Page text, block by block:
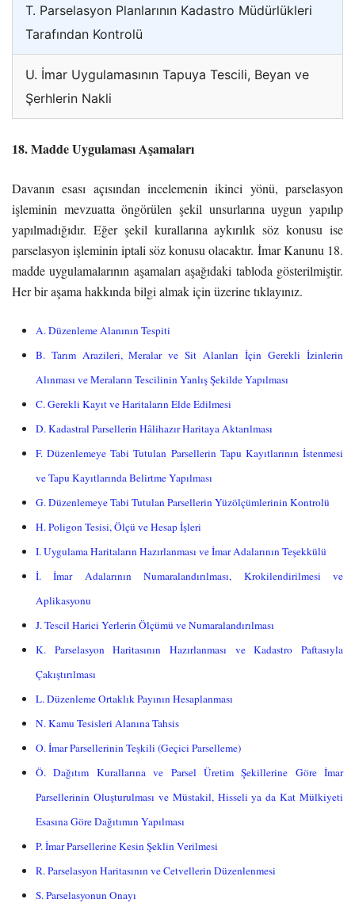
T. Parselasyon Planlarının Kadastro Müdürlükleri
Tarafından Kontrolü
U. İmar Uygulamasının Tapuya Tescili, Beyan ve
Şerhlerin Nakli
18. Madde Uygulaması Aşamaları
Davanın esası açısından incelemenin ikinci yönü, parselasyon
işleminin mevzuatta öngörülen şekil unsurlarına uygun yapılıp
yapılmadığıdır. Eğer şekil kurallarına aykırılık söz konusu ise
parselasyon işleminin iptali söz konusu olacaktır. İmar Kanunu 18.
madde uygulamalarının aşamaları aşağıdaki tabloda gösterilmiştir.
Her bir aşama hakkında bilgi almak için üzerine tıklayınız.
A. Düzenleme Alanının Tespiti
B. Tarım Arazileri, Meralar ve Sit Alanları İçin Gerekli İzinlerin
Alınması ve Meraların Tescilinin Yanlış Şekilde Yapılması
C. Gerekli Kayıt ve Haritaların Elde Edilmesi
D. Kadastral Parsellerin Hâlihazır Haritaya Aktarılması
F. Düzenlemeye Tabi Tutulan Parsellerin Tapu Kayıtlarının İstenmesi
ve Tapu Kayıtlarında Belirtme Yapılması
G. Düzenlemeye Tabi Tutulan Parsellerin Yüzölçümlerinin Kontrolü
H. Poligon Tesisi, Ölçü ve Hesap İşleri
I. Uygulama Haritaların Hazırlanması ve İmar Adalarının Teşekkülü
İ. İmar Adalarının Numaralandırılması, Krokilendirilmesi ve
Aplikasyonu
J. Tescil Harici Yerlerin Ölçümü ve Numaralandırılması
K. Parselasyon Haritasının Hazırlanması ve Kadastro Paftasıyla
Çakıştırılması
L. Düzenleme Ortaklık Payının Hesaplanması
N. Kamu Tesisleri Alanına Tahsis
O. İmar Parsellerinin Teşkili (Geçici Parselleme)
Ö. Dağıtım Kurallarına ve Parsel Üretim Şekillerine Göre İmar
Parsellerinin Oluşturulması ve Müstakil, Hisseli ya da Kat Mülkiyeti
Esasına Göre Dağıtımın Yapılması
P. İmar Parsellerine Kesin Şeklin Verilmesi
R. Parselasyon Haritasının ve Cetvellerin Düzenlenmesi
S. Parselasyonun Onayı